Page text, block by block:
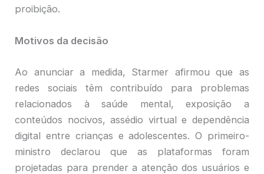
proibição.
Motivos da decisão
Ao anunciar a medida, Starmer afirmou que as
redes sociais têm contribuído para problemas
relacionados à saúde mental, exposição a
conteúdos nocivos, assédio virtual e dependência
digital entre crianças e adolescentes. O primeiro-
ministro declarou que as plataformas foram
projetadas para prender a atenção dos usuários e